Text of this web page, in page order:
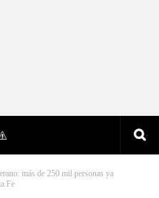
más de 250 mil personas ya
Fe